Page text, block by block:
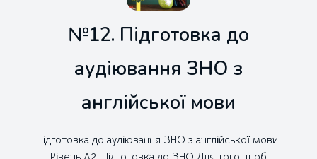
№12. Підготовка до
аудіювання ЗНО з
англійської мови
Підготовка до аудіювання ЗНО з англійської мови.